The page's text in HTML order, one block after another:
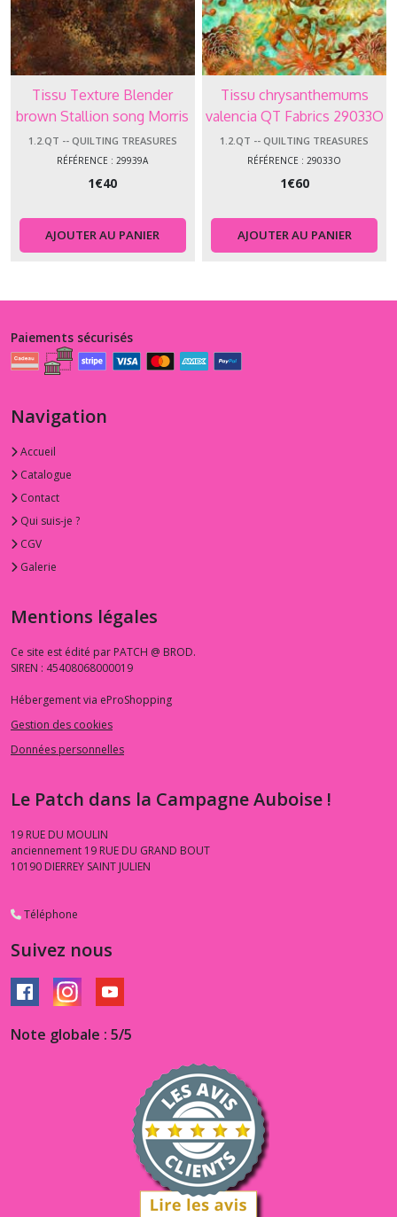
Tissu Texture Blender
brown Stallion song Morris
Creative QT Fabrics 29939A
1.2.QT -- QUILTING TREASURES
RÉFÉRENCE : 29939A
1€40
AJOUTER AU PANIER
Tissu chrysanthemums
valencia QT Fabrics 29033O
1.2.QT -- QUILTING TREASURES
RÉFÉRENCE : 29033O
1€60
AJOUTER AU PANIER
Paiements sécurisés
Navigation
Accueil
Catalogue
Contact
Qui suis-je ?
CGV
Galerie
Mentions légales
Ce site est édité par PATCH @ BROD.
SIREN : 45408068000019
Hébergement via eProShopping
Gestion des cookies
Données personnelles
Le Patch dans la Campagne Auboise !
19 RUE DU MOULIN
anciennement 19 RUE DU GRAND BOUT
10190 DIERREY SAINT JULIEN
Téléphone
Suivez nous
Note globale : 5/5